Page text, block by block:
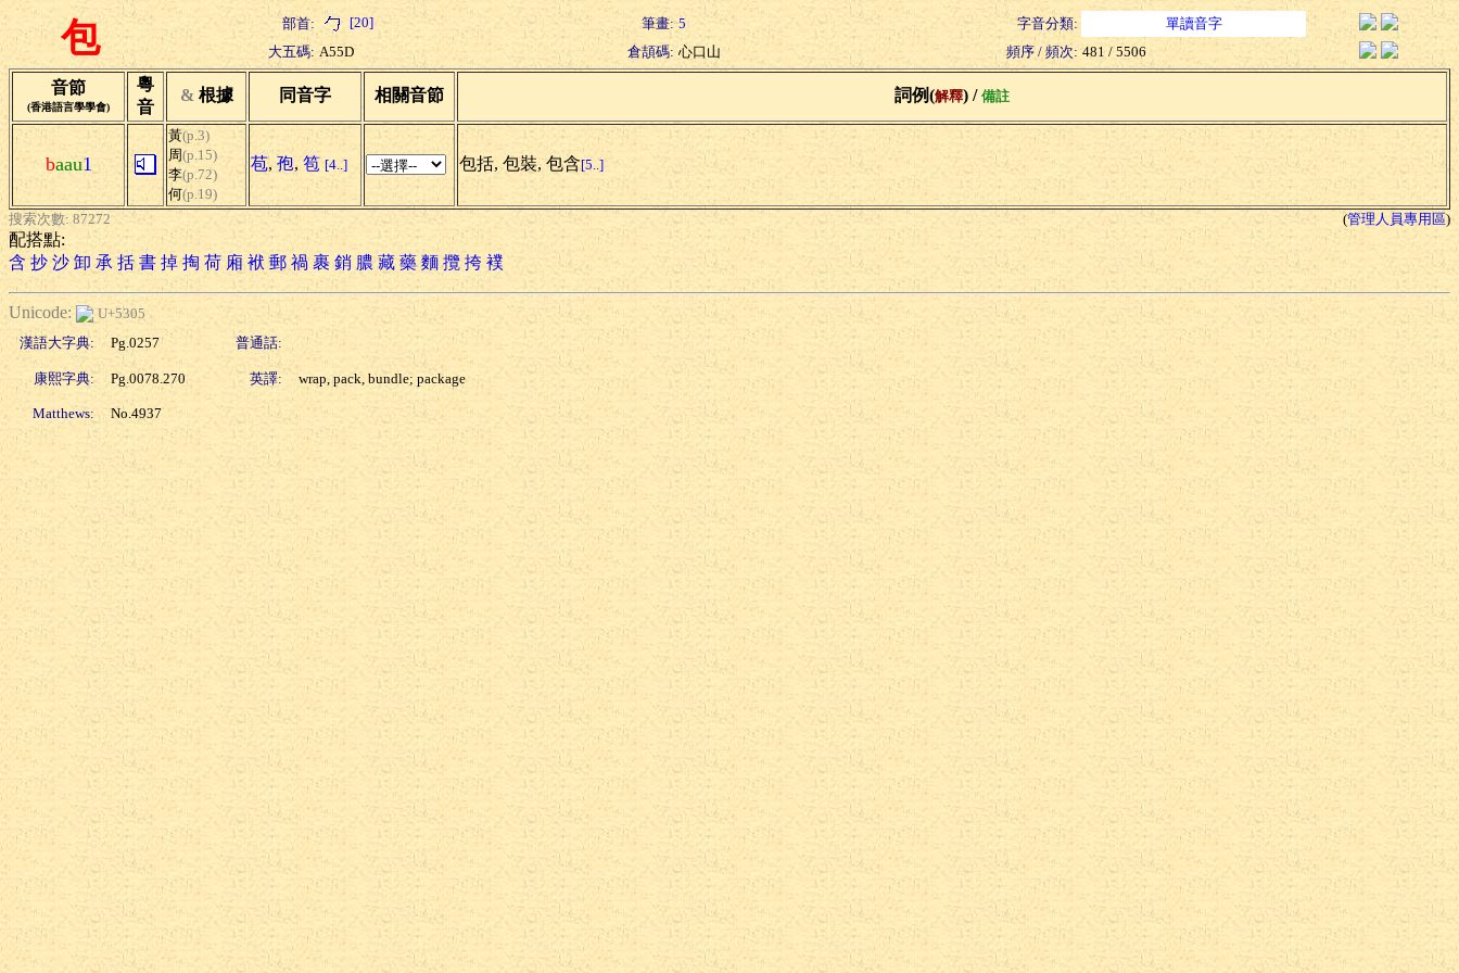
包 部首: [20] 筆畫: 5 字音分類:
單讀音字
大五碼: A55D 倉頡碼: 心口山 頻序 / 頻次: 481 / 5506
音節
(香港語言學學會)
粵
音
& 根據 同音字 相關音節 詞例(解釋) / 備註
baau1
黃(p.3)
周(p.15)
李(p.72)
何(p.19)
苞, 孢, 笣 [4..] 包括, 包裝, 包含[5..]
搜索次數: 87272 (管理人員專用區)
配搭點:
含 抄 沙 卸 承 括 書 掉 掏 荷 廂 袱 郵 禍 裹 銷 膿 藏 藥 麵 攬 挎 襆
Unicode:
U+5305
漢語大字典:
Pg.0257 普通話:
康熙字典: Pg.0078.270 英譯: wrap, pack, bundle; package
Matthews: No.4937